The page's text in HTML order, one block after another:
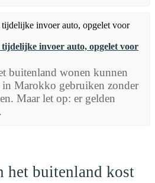
invoer auto, opgelet voor
buitenland wonen kunnen
Marokko gebruiken zonder
Maar let op: er gelden
het buitenland kost